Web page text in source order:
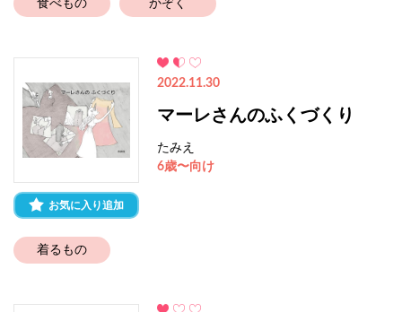
食べもの かぞく
お気に入り追加
2022.11.30
マーレさんのふくづくり
たみえ
6歳〜向け
着るもの